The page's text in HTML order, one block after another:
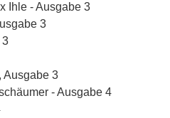
Ihle - Ausgabe 3
3
3
Ausgabe 3
- Ausgabe 4